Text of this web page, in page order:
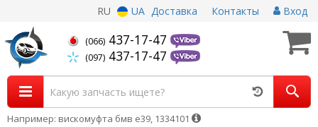
RU UA Доставка Контакты Вход
(066) 437-17-47
(097) 437-17-47
Например: вискомуфта бмв е39, 1334101